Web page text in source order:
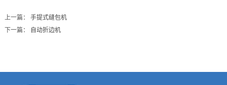
上一篇：
手提式缝包机
下一篇：
自动折边机